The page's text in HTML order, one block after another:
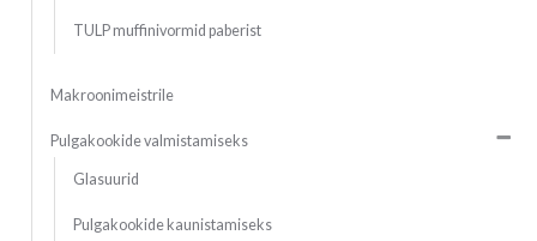
TULP muffinivormid paberist
Makroonimeistrile
Pulgakookide valmistamiseks
Glasuurid
Pulgakookide kaunistamiseks